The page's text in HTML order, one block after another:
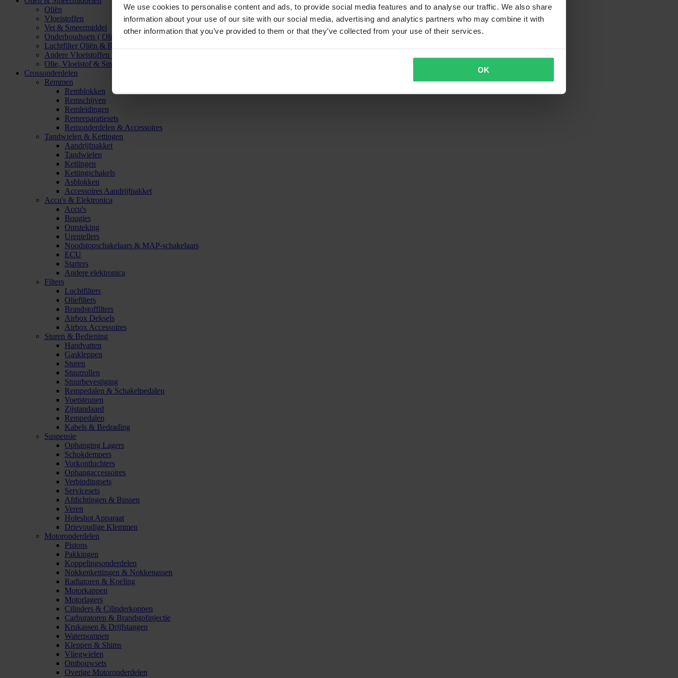
We use cookies to personalise content and ads, to provide social media features and to analyse our traffic. We also share
information about your use of our site with our social media, advertising and analytics partners who may combine it with
other information that you’ve provided to them or that they’ve collected from your use of their services.
OK
Oliën
Vloeistoffen
Vet & Smeermiddel
Onderhoudssets ( Olie & Filter)
Luchtfilter Oliën & Reinigers
Andere Vloeistoffen & Smeermiddelen
Olie, Vloeistof & Smeermiddel Accessoires
Crossonderdelen
Remmen
Remblokken
Remschijven
Remleidingen
Remreparatiesets
Remonderdelen & Accessoires
Tandwielen & Kettingen
Aandrijfpakket
Tandwielen
Kettingen
Kettingschakels
Asblokken
Accessoires Aandrijfpakket
Accu's & Elektronica
Accu's
Bougies
Ontsteking
Urentellers
Noodstopschakelaars & MAP-schakelaars
ECU
Starters
Andere elektronica
Filters
Luchtfilters
Oliefilters
Brandstoffilters
Airbox Deksels
Airbox Accessoires
Sturen & Bediening
Handvatten
Gaskleppen
Sturen
Stuurrollen
Stuurbevestiging
Rempedalen & Schakelpedalen
Voetsteunen
Zijstandaard
Rempedalen
Kabels & Bedrading
Suspensie
Ophanging Lagers
Schokdempers
Vorkontluchters
Ophangaccessoires
Verbindingsets
Servicesets
Afdichtingen & Bussen
Veren
Holeshot Apparaat
Drievoudige Klemmen
Motoronderdelen
Pistons
Pakkingen
Koppelingsonderdelen
Nokkenkettingen & Nokkenassen
Radiatoren & Koeling
Motorkappen
Motorlagers
Cilinders & Cilinderkoppen
Carburatoren & Brandstofinjectie
Krukassen & Drijfstangen
Waterpompen
Kleppen & Shims
Vliegwielen
Ombouwsets
Overige Motoronderdelen